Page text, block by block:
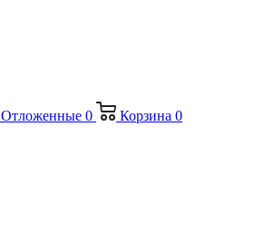
Отложенные 0 Корзина 0